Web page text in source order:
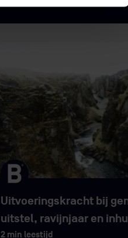
Uitvoeringskracht bij
uitstel, ravijnjaar en
2 min leestijd